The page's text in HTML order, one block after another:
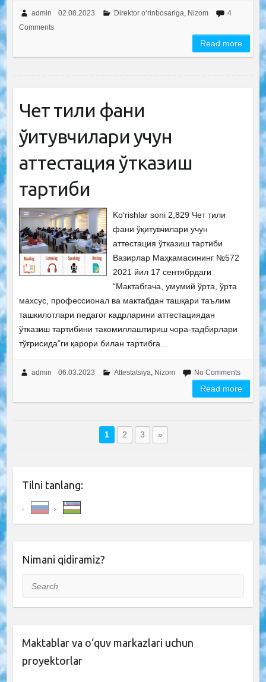
admin 02.08.2023 Direktor o‘rinbosariga Nizom
4
Comments
Read more
Чет тили фани
ўқитувчилари учун
аттестация ўтказиш
тартиби
Ko‘rishlar soni 2,829 Чет тили
фани ўқитувчилари учун
аттестация ўтказиш тартиби
Вазирлар Маҳкамасининг №572
2021 йил 17 сентябрдаги
“Мактабгача, умумий ўрта, ўрта
махсус, профессионал ва мактабдан ташқари таълим
ташкилотлари педагог кадрларини аттестациядан
ўтказиш тартибини такомиллаштириш чора-тадбирлари
тўғрисида”ги қарори билан тартибга…
admin 06.03.2023 Attestatsiya Nizom No Comments
Read more
1 2 3 »
Tilni tanlang:
Nimani qidiramiz?
Search
Maktablar va o‘quv markazlari uchun
proyektorlar